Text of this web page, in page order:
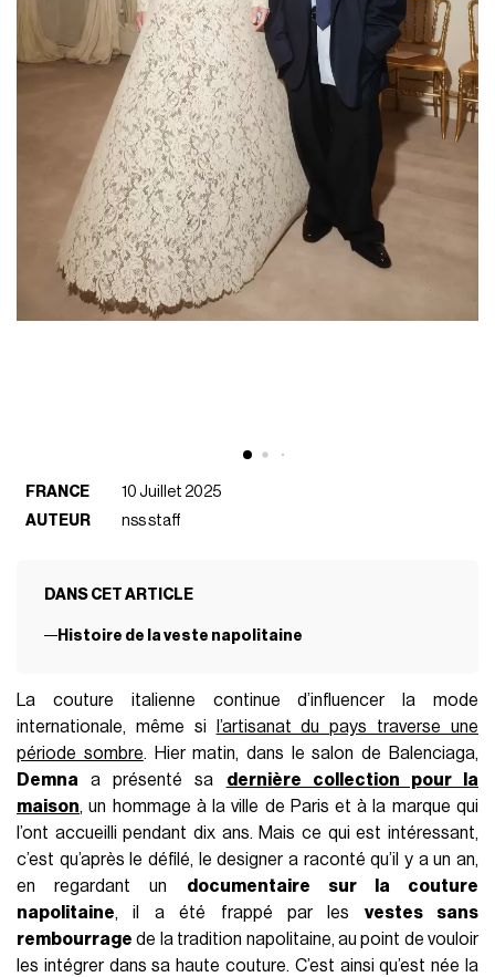
FRANCE
10 Juillet 2025
AUTEUR
nss staff
DANS CET ARTICLE
Histoire de la veste napolitaine
La couture italienne continue d’influencer la mode
internationale, même si
l’artisanat du pays traverse une
période sombre. Hier matin, dans le salon de Balenciaga,
Demna a présenté sa dernière collection pour la
maison, un hommage à la ville de Paris et à la marque qui
l’ont accueilli pendant dix ans. Mais ce qui est intéressant,
c’est qu’après le défilé, le designer a raconté qu’il y a un an,
en regardant un documentaire sur la couture
napolitaine, il a été frappé par les vestes sans
rembourrage de la tradition napolitaine, au point de vouloir
les intégrer dans sa haute couture. C’est ainsi qu’est née la